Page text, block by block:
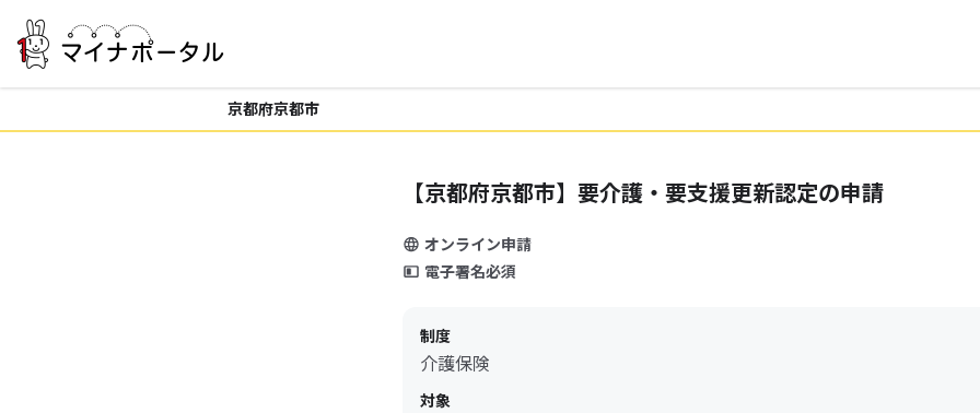
京都府京都市
【京都府京都市】要介護・要支援更新認定の申請
オンライン申請
電子署名必須
制度
介護保険
対象